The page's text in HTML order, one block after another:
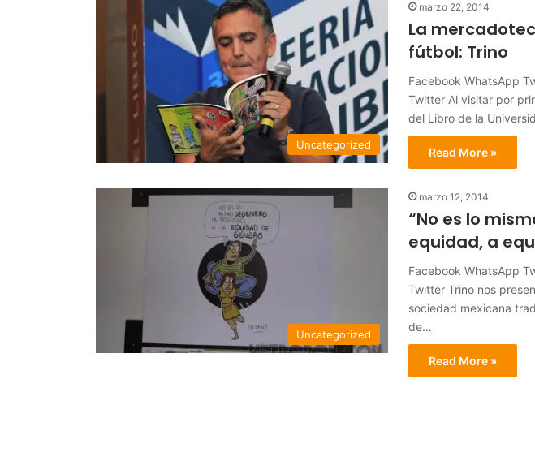
Uncategorized
marzo 22, 2014
La
fútbol: Trino
Facebook WhatsApp
Twitter Al visitar por
del Libro de la
Read More »
Uncategorized
marzo 12, 2014
“No es lo
equidad, a
Facebook WhatsApp
Twitter Trino nos
sociedad mexicana
de…
Read More »